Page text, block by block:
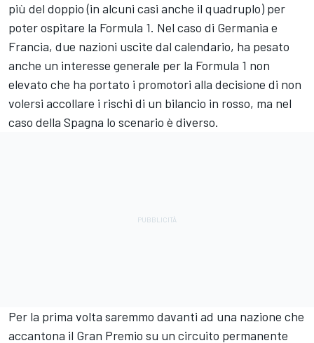
più del doppio (in alcuni casi anche il quadruplo) per
poter ospitare la Formula 1. Nel caso di Germania e
Francia, due nazioni uscite dal calendario, ha pesato
anche un interesse generale per la Formula 1 non
elevato che ha portato i promotori alla decisione di non
volersi accollare i rischi di un bilancio in rosso, ma nel
caso della Spagna lo scenario è diverso.
Per la prima volta saremmo davanti ad una nazione che
accantona il Gran Premio su un circuito permanente